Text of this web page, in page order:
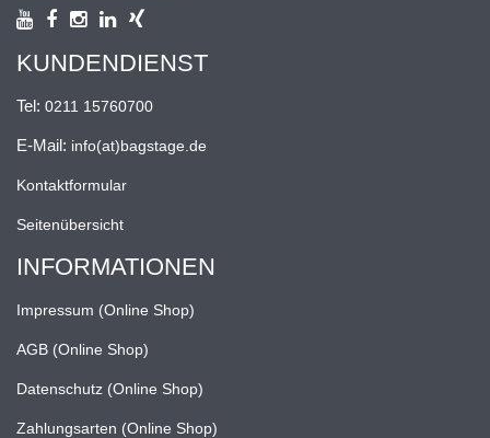
KUNDENDIENST
Tel: 0211 15760700
E-Mail: info(at)bagstage.de
Kontaktformular
Seitenübersicht
INFORMATIONEN
Impressum (Online Shop)
AGB (Online Shop)
Datenschutz (Online Shop)
Zahlungsarten (Online Shop)